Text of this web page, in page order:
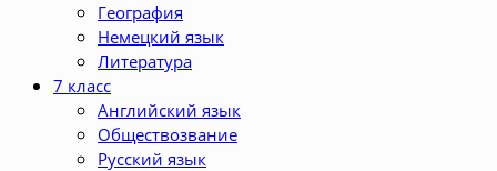
География
Немецкий язык
Литература
7 класс
Английский язык
Обществозвание
Русский язык